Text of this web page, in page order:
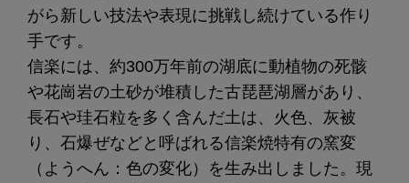
がら新しい技法や表現に挑戦し続けている作り
手です。
信楽には、約300万年前の湖底に動植物の死骸
や花崗岩の土砂が堆積した古琵琶湖層があり、
長石や珪石粒を多く含んだ土は、火色、灰被
り、石爆ぜなどと呼ばれる信楽焼特有の窯変
（ようへん：色の変化）を生み出しました。現